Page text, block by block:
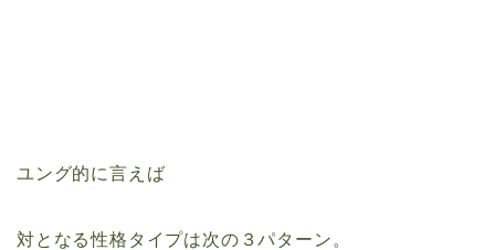
ユング的に言えば
対となる性格タイプは次の３パターン。